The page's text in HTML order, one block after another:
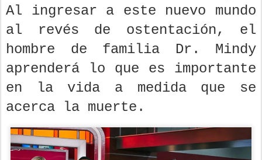
Al ingresar a este nuevo mundo
al revés de ostentación, el
hombre de familia Dr. Mindy
aprenderá lo que es importante
en la vida a medida que se
acerca la muerte.